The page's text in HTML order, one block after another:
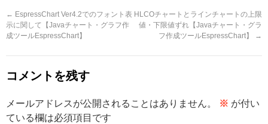
← EspressChart Ver4.2でのフォント表
示に関して【Javaチャート・グラフ作
成ツールEspressChart】
HLCOチャートとラインチャートの上限
値・下限値ずれ【Javaチャート・グラ
フ作成ツールEspressChart】
→
コメントを残す
メールアドレスが公開されることはありません。 ※ が付い
ている欄は必須項目です